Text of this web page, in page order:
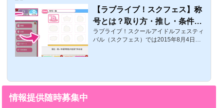
ドルスキルとは部員にセットすることで、
部員のステータスや特技を強化できます。
スコアが増えるものや、判定を強化するも
のなど、様々ありますが、基本的には「ご
ほう...
【ラブライブ！スクフェス】称
号とは？取り方・推し・条件・
フルコンボなど
ラブライブ！スクールアイドルフェスティ
バル（スクフェス）では2015年8月4日に
勧誘をして手に入るスカウトマンなどがあ
情報提供随時募集中